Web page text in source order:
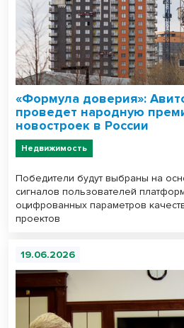
«Формула доверия»:
проведет народную
новостроек в России
Недвижимость
Победители будут выбраны на
сигналов пользователей
оцифрованных параметров
проектов
19.06.2026